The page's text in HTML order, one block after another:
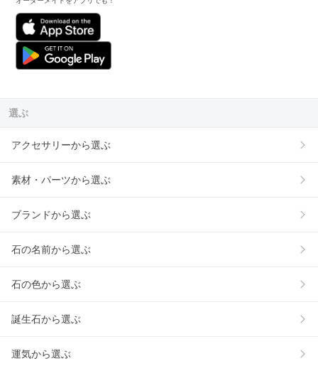
選ぶ
アクセサリーから選ぶ
素材・パーツから選ぶ
ブランドから選ぶ
石の名前から選ぶ
石の色から選ぶ
誕生石から選ぶ
運気から選ぶ